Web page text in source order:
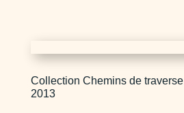
Collection Chemins de traverse
2013